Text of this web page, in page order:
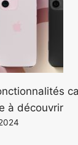
à découvrir